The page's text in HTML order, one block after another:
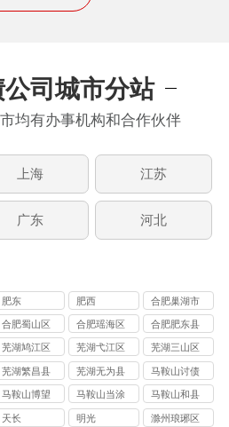
司城市分站
均有办事机构和合作伙伴
上海 江苏
广东 河北
肥东 肥西
合肥巢湖市
讨债公司
合肥蜀山区
讨债公司
合肥瑶海区
讨债公司
合肥肥东县
讨债公司
芜湖鸠江区
讨债公司
芜湖弋江区
讨债公司
芜湖三山区
讨债公司
芜湖繁昌县
讨债公司
芜湖无为县
讨债公司
马鞍山讨债
公司
马鞍山博望
区讨债公司
马鞍山当涂
县讨债公司
马鞍山和县
讨债公司
天长 明光
滁州琅琊区